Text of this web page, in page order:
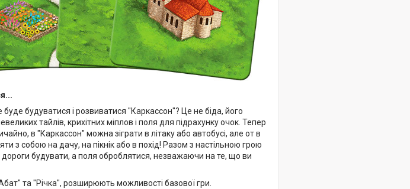
будуватися і розвиватися "Каркассон"? Це не біда, його
тайлів, крихітних міплов і поля для підрахунку очок. Тепер
в "Каркассон" можна зіграти в літаку або автобусі, але от в
з собою на дачу, на пікнік або в похід! Разом з настільною грою
будувати, а поля оброблятися, незважаючи на те, що ви
та "Річка", розширюють можливості базової гри.